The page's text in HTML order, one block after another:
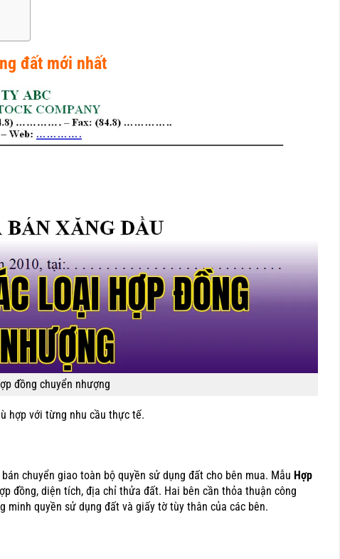
đất mới nhất
đồng chuyển nhượng
hợp với từng nhu cầu thực tế.
chuyển giao toàn bộ quyền sử dụng đất cho bên mua. Mẫu Hợp
đồng, diện tích, địa chỉ thửa đất. Hai bên cần thỏa thuận công
minh quyền sử dụng đất và giấy tờ tùy thân của các bên.